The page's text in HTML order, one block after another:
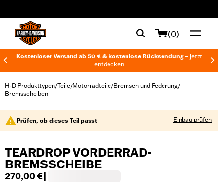
(0)
Kostenloser Versand ab 50 € & kostenlose Rücksendung – jetzt
entdecken
H-D Produkttypen/Teile/Motorradteile/Bremsen und Federung/
Bremsscheiben
Prüfen, ob dieses Teil passt Einbau prüfen
TEARDROP VORDERRAD-
BREMSSCHEIBE
270,00 €